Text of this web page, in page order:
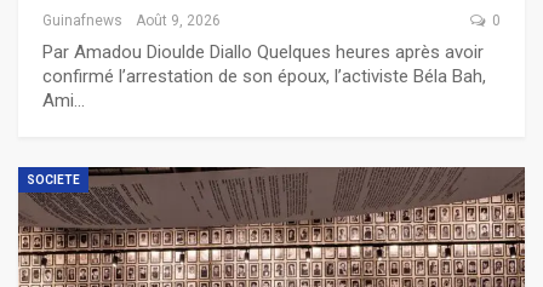
Guinafnews Août 9, 2026 0
Par Amadou Dioulde Diallo Quelques heures après avoir
confirmé l’arrestation de son époux, l’activiste Béla Bah,
Ami…
SOCIETE